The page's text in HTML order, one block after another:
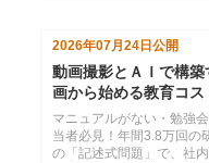
2026年07月24日 公開
動画撮影とＡＩで構
画から始める教育コス
マニュアルがない・勉強
当者必見！年間3.8万回の
の「記述式問題」で、社